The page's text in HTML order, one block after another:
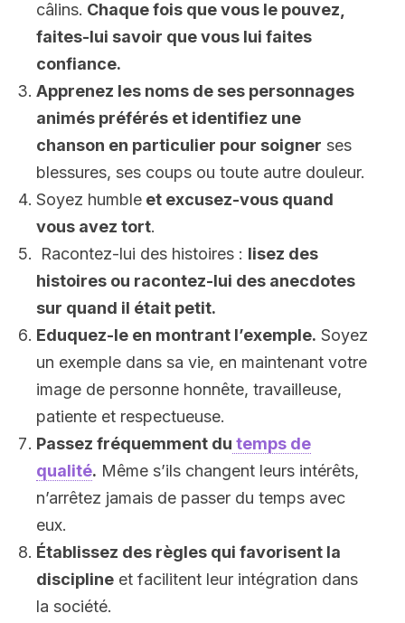
câlins. Chaque fois que vous le pouvez,
faites-lui savoir que vous lui faites
confiance.
Apprenez les noms de ses personnages
animés préférés et identifiez une
chanson en particulier pour soigner ses
blessures, ses coups ou toute autre douleur.
Soyez humble et excusez-vous quand
vous avez tort.
Racontez-lui des histoires : lisez des
histoires ou racontez-lui des anecdotes
sur quand il était petit.
Eduquez-le en montrant l’exemple. Soyez
un exemple dans sa vie, en maintenant votre
image de personne honnête, travailleuse,
patiente et respectueuse.
Passez fréquemment du temps de
qualité. Même s’ils changent leurs intérêts,
n’arrêtez jamais de passer du temps avec
eux.
Établissez des règles qui favorisent la
discipline et facilitent leur intégration dans
la société.